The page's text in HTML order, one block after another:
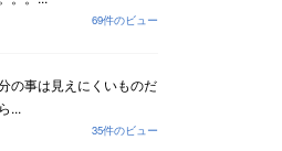
69件のビュー
の事は見えにくいものだ
...
35件のビュー